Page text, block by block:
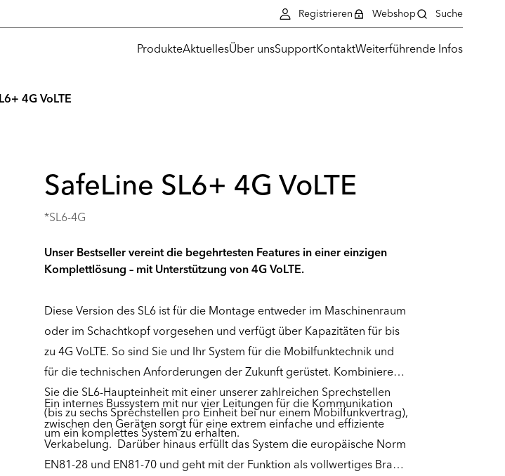
ProdukteAktuellesÜber unsSupportKontaktWeiterführende Infos
Registrieren Webshop Suche
4G VoLTE
SafeLine SL6+ 4G VoLTE
*SL6-4G
Unser Bestseller vereint die begehrtesten Features in einer einzigen
Komplettlösung – mit Unterstützung von 4G VoLTE.
Diese Version des SL6 ist für die Montage entweder im Maschinenraum
oder im Schachtkopf vorgesehen und verfügt über Kapazitäten für bis
zu 4G VoLTE. So sind Sie und Ihr System für die Mobilfunktechnik und
für die technischen Anforderungen der Zukunft gerüstet. Kombinieren
Sie die SL6-Haupteinheit mit einer unserer zahlreichen Sprechstellen
(bis zu sechs Sprechstellen pro Einheit bei nur einem Mobilfunkvertrag),
um ein komplettes System zu erhalten.
Ein internes Bussystem mit nur vier Leitungen für die Kommunikation
zwischen den Geräten sorgt für eine extrem einfache und effiziente
Verkabelung. Darüber hinaus erfüllt das System die europäische Norm
EN81-28 und EN81-70 und geht mit der Funktion als vollwertiges Brand-